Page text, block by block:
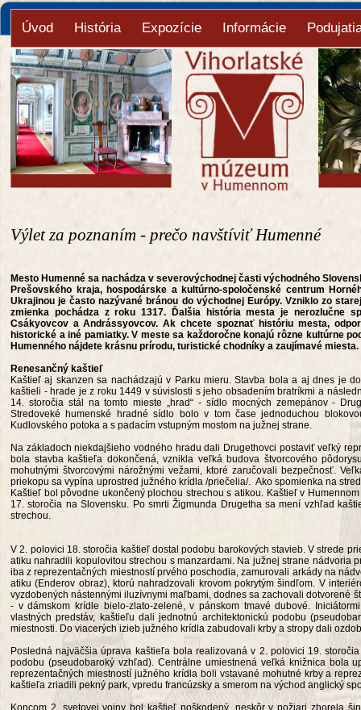
Úvod História Expozície Informácie
Mesto Humenné sa nachádza v severovýchodnej časti východného
Prešovského kraja, hospodárske a kultúrno-spoločenské centrum
Ukrajinou je často nazývané bránou do východnej Európy. Vzniklo zo
zmienka pochádza z roku 1317. Ďalšia história mesta je nerozlučne
Csákyovcov a Andrássyovcov. Ak chcete spoznať históriu mesta,
historické a iné pamiatky. V meste sa každoročne konajú rôzne kultúrne
Humenného nájdete krásnu prírodu, turistické chodníky a zaujímavé miesta.
Renesančný kaštieľ
Kaštieľ aj skanzen sa nachádzajú v Parku mieru. Stavba bola a aj dnes je
kaštieli - hrade je z roku 1449 v súvislosti s jeho obsadením bratríkmi a
14. storočia stál na tomto mieste „hrad“ - sídlo mocných zemepánov -
Stredoveké humenské hradné sídlo bolo v tom čase jednoduchou
Kudlovského potoka a s padacím vstupným mostom na južnej strane.
Na základoch niekdajšieho vodného hradu dali Drugethovci postaviť veľký
bola stavba kaštieľa dokončená, vznikla veľká budova štvorcového
mohutnými štvorcovými nárožnými vežami, ktoré zaručovali bezpečnosť.
priekopu sa vypína uprostred južného krídla /priečelia/. Ako spomienka na
Kaštieľ bol pôvodne ukončený plochou strechou s atikou. Kaštieľ v
17. storočia na Slovensku. Po smrti Žigmunda Drugetha sa mení vzhľad
strechou.
V 2. polovici 18. storočia kaštieľ dostal podobu barokových stavieb. V strede
atiku nahradili kopulovitou strechou s manzardami. Na južnej strane nádvoria
iba z reprezentačných miestností prvého poschodia, zamurovali arkády na
atiku (Enderov obraz), ktorú nahradzovali krovom pokrytým šindľom. V
vyzdobených nástennými iluzívnymi maľbami, dodnes sa zachovali dotvorené
- v dámskom krídle bielo-zlato-zelené, v pánskom tmavé dubové.
vlastných predstáv, kaštieľu dali jednotnú architektonickú podobu
miestnosti. Do viacerých izieb južného krídla zabudovali krby a stropy dali
Posledná najväčšia úprava kaštieľa bola realizovaná v 2. polovici 19.
podobu (pseudobaroký vzhľad). Centrálne umiestnená veľká knižnica bola
reprezentačných miestností južného krídla boli vstavané mohutné krby a
kaštieľa zriadili pekný park, vpredu francúzsky a smerom na východ anglický
Koncom 2. svetovej vojny bol kaštieľ poškodený, neskôr v požiari zhorela
Výlet za poznaním - prečo navštíviť Humenné